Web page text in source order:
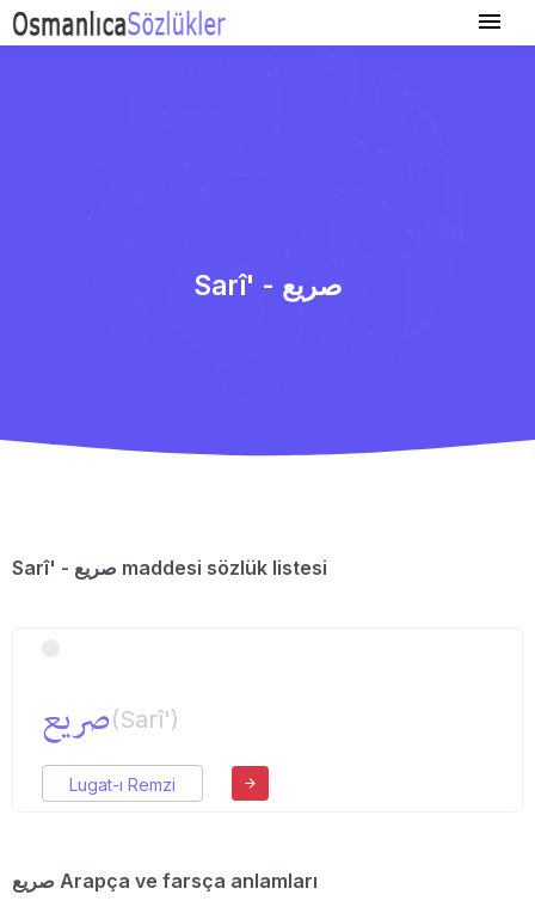
Sarî' - صریع
Sarî' - صریع maddesi sözlük listesi
صریع(Sarî')
Lugat-ı Remzi
صریع Arapça ve farsça anlamları